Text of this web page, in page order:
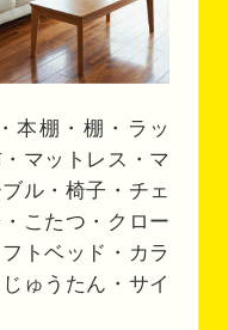
本棚・棚・ラッ
マットレス・マ
ル・椅子・チェ
こたつ・クロー
トベッド・カラ
ゅうたん・サイ